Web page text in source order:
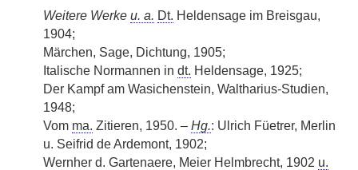
Weitere Werke u. a. Dt. Heldensage im Breisgau,
1904;
Märchen, Sage, Dichtung, 1905;
Italische Normannen in dt. Heldensage, 1925;
Der Kampf am Wasichenstein, Waltharius-Studien,
1948;
Vom ma. Zitieren, 1950. – Hg.: Ulrich Füetrer, Merlin
u. Seifrid de Ardemont, 1902;
Wernher d. Gartenaere, Meier Helmbrecht, 1902 u.